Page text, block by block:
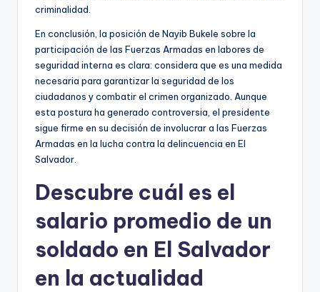
criminalidad.
En conclusión, la posición de Nayib Bukele sobre la
participación de las Fuerzas Armadas en labores de
seguridad interna es clara: considera que es una medida
necesaria para garantizar la seguridad de los
ciudadanos y combatir el crimen organizado. Aunque
esta postura ha generado controversia, el presidente
sigue firme en su decisión de involucrar a las Fuerzas
Armadas en la lucha contra la delincuencia en El
Salvador.
Descubre cuál es el
salario promedio de un
soldado en El Salvador
en la actualidad